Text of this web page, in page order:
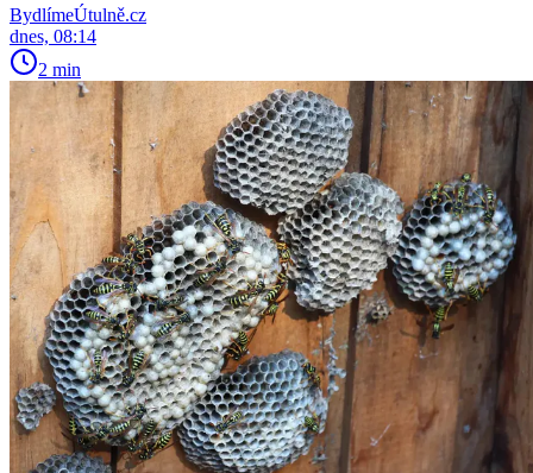
BydlímeÚtulně.cz
dnes, 08:14
2 min